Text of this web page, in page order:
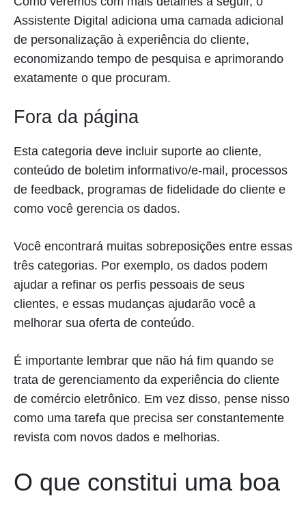
Assistente Digital adiciona uma camada adicional
de personalização à experiência do cliente,
economizando tempo de pesquisa e aprimorando
exatamente o que procuram.
Fora da página
Esta categoria deve incluir suporte ao cliente,
conteúdo de boletim informativo/e-mail, processos
de feedback, programas de fidelidade do cliente e
como você gerencia os dados.
Você encontrará muitas sobreposições entre essas
três categorias. Por exemplo, os dados podem
ajudar a refinar os perfis pessoais de seus
clientes, e essas mudanças ajudarão você a
melhorar sua oferta de conteúdo.
É importante lembrar que não há fim quando se
trata de gerenciamento da experiência do cliente
de comércio eletrônico. Em vez disso, pense nisso
como uma tarefa que precisa ser constantemente
revista com novos dados e melhorias.
O que constitui uma boa